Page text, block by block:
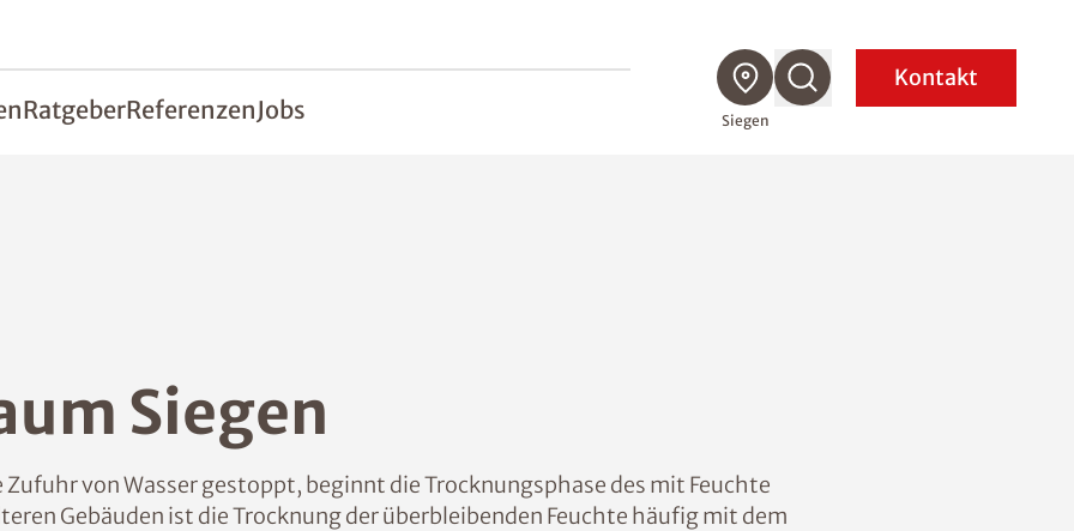
RatgeberReferenzenJobs Siegen
Kontakt
Siegen
von Wasser gestoppt, beginnt die Trocknungsphase des mit Feuchte
Gebäuden ist die Trocknung der überbleibenden Feuchte häufig mit dem